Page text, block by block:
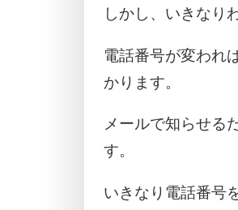
しかし、いきなり
電話番号が変われ
かります。
メールで知らせる
す。
いきなり電話番号